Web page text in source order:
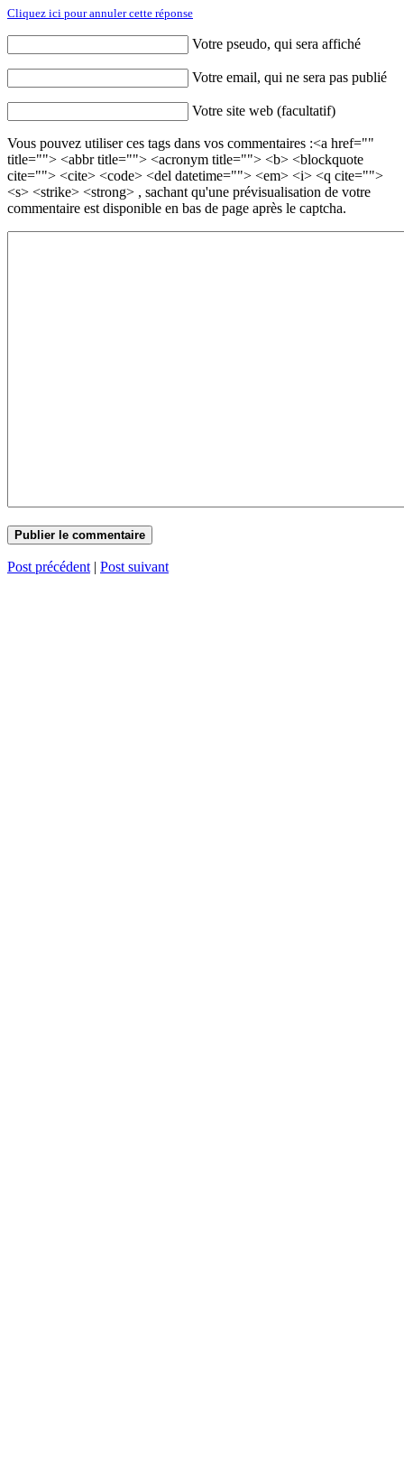
Cliquez ici pour annuler cette réponse
Votre pseudo, qui sera affiché
Votre email, qui ne sera pas publié
Votre site web (facultatif)
Vous pouvez utiliser ces tags dans vos commentaires :<a href=""
title=""> <abbr title=""> <acronym title=""> <b> <blockquote
cite=""> <cite> <code> <del datetime=""> <em> <i> <q cite="">
<s> <strike> <strong> , sachant qu'une prévisualisation de votre
commentaire est disponible en bas de page après le captcha.
Post précédent | Post suivant